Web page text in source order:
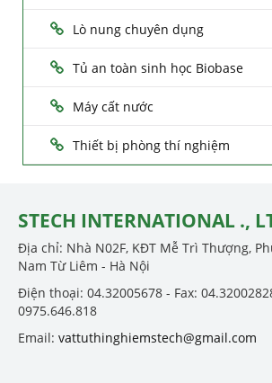
Lò nung chuyên dụng
Tủ an toàn sinh học Biobase
Máy cất nước
Thiết bị phòng thí nghiệm
STECH INTERNATIONAL .,
Địa chỉ: Nhà N02F, KĐT Mễ Trì Thượng,
Nam Từ Liêm - Hà Nội
Điện thoại: 04.32005678 - Fax:
0975.646.818
Email: vattuthinghiemstech@gmail.com